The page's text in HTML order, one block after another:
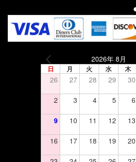
2026年 8月
日 月 火 水 木
26 27 28 29 30
2 3 4 5 6
9 10 11 12 13
16 17 18 19 20